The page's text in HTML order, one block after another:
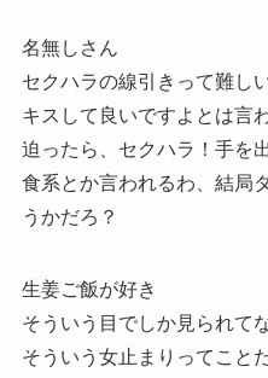
名無しさん
セクハラの線引きって難し
キスして良いですよとは言
迫ったら、セクハラ！手を
食系とか言われるわ、結局
うかだろ？
生姜ご飯が好き
そういう目でしか見られて
そういう女止まりってことだ